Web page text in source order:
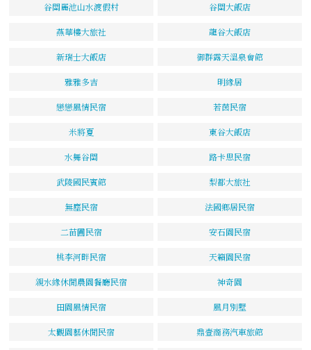
谷關麗池山水渡假村 谷關大飯店
燕華樓大旅社 龍谷大飯店
新瑞士大飯店 御群露天溫泉會館
雅雅多吉 明緣居
戀戀風情民宿 若茵民宿
米將夏 東谷大飯店
水舞谷關 路卡思民宿
武陵國民賓館 梨都大旅社
無塵民宿 法國鄉居民宿
二苗圃民宿 安石園民宿
桃李河畔民宿 天籟園民宿
親水緣休閒農園餐廳民宿 神奇園
田園風情民宿 風月別墅
太觀園藝休閒民宿 鼎壹商務汽車旅館